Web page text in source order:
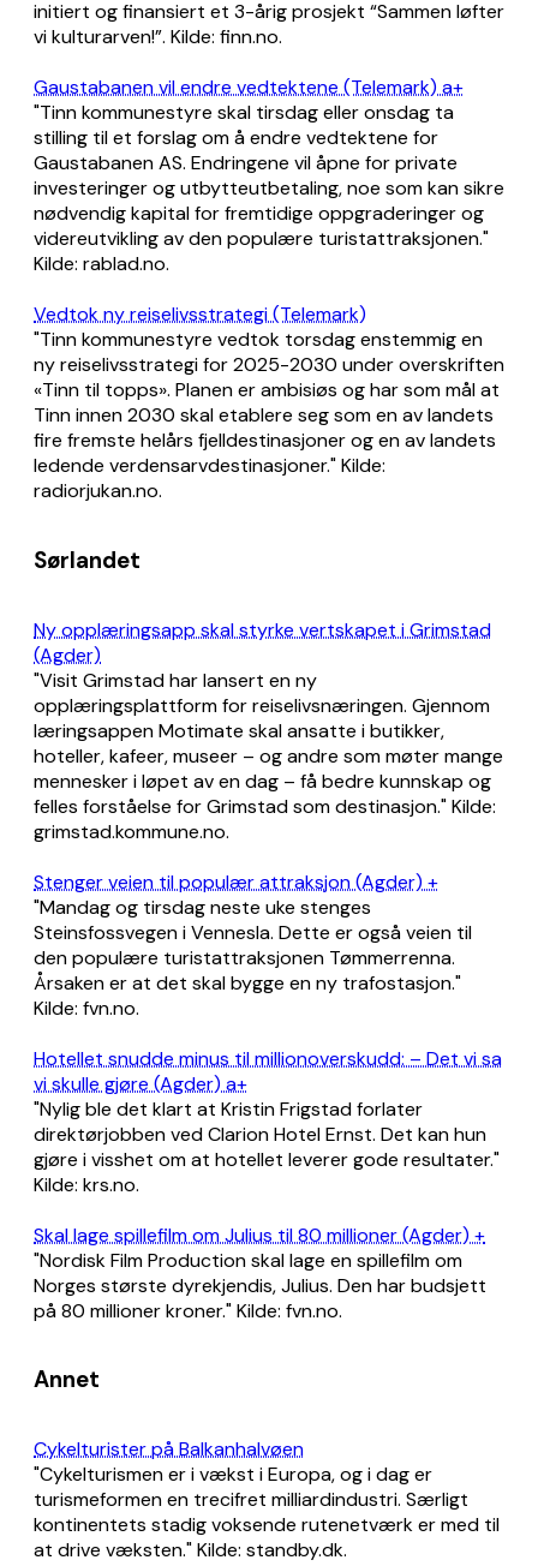
initiert og finansiert et 3-årig prosjekt “Sammen løfter
vi kulturarven!”. Kilde: finn.no.
Gaustabanen vil endre vedtektene (Telemark) a+
"Tinn kommunestyre skal tirsdag eller onsdag ta
stilling til et forslag om å endre vedtektene for
Gaustabanen AS. Endringene vil åpne for private
investeringer og utbytteutbetaling, noe som kan sikre
nødvendig kapital for fremtidige oppgraderinger og
videreutvikling av den populære turistattraksjonen."
Kilde: rablad.no.
Vedtok ny reiselivsstrategi (Telemark)
"Tinn kommunestyre vedtok torsdag enstemmig en
ny reiselivsstrategi for 2025-2030 under overskriften
«Tinn til topps». Planen er ambisiøs og har som mål at
Tinn innen 2030 skal etablere seg som en av landets
fire fremste helårs fjelldestinasjoner og en av landets
ledende verdensarvdestinasjoner." Kilde:
radiorjukan.no.
Sørlandet
Ny opplæringsapp skal styrke vertskapet i Grimstad
(Agder)
"Visit Grimstad har lansert en ny
opplæringsplattform for reiselivsnæringen. Gjennom
læringsappen Motimate skal ansatte i butikker,
hoteller, kafeer, museer – og andre som møter mange
mennesker i løpet av en dag – få bedre kunnskap og
felles forståelse for Grimstad som destinasjon." Kilde:
grimstad.kommune.no.
Stenger veien til populær attraksjon (Agder) +
"Mandag og tirsdag neste uke stenges
Steinsfossvegen i Vennesla. Dette er også veien til
den populære turistattraksjonen Tømmerrenna.
Årsaken er at det skal bygge en ny trafostasjon."
Kilde: fvn.no.
Hotellet snudde minus til millionoverskudd: – Det vi sa
vi skulle gjøre (Agder) a+
"Nylig ble det klart at Kristin Frigstad forlater
direktørjobben ved Clarion Hotel Ernst. Det kan hun
gjøre i visshet om at hotellet leverer gode resultater."
Kilde: krs.no.
Skal lage spillefilm om Julius til 80 millioner (Agder) +
"Nordisk Film Production skal lage en spillefilm om
Norges største dyrekjendis, Julius. Den har budsjett
på 80 millioner kroner." Kilde: fvn.no.
Annet
Cykelturister på Balkanhalvøen
"Cykelturismen er i vækst i Europa, og i dag er
turismeformen en trecifret milliardindustri. Særligt
kontinentets stadig voksende rutenetværk er med til
at drive væksten." Kilde: standby.dk.